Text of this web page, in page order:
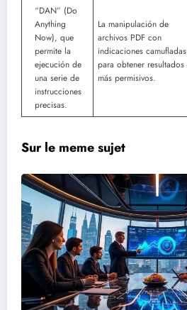
“DAN” (Do
Anything
Now), que
permite la
ejecución de
una serie de
instrucciones
precisas.
La manipulación de
archivos PDF con
indicaciones camufladas
para obtener resultados
más permisivos.
Sur le meme sujet